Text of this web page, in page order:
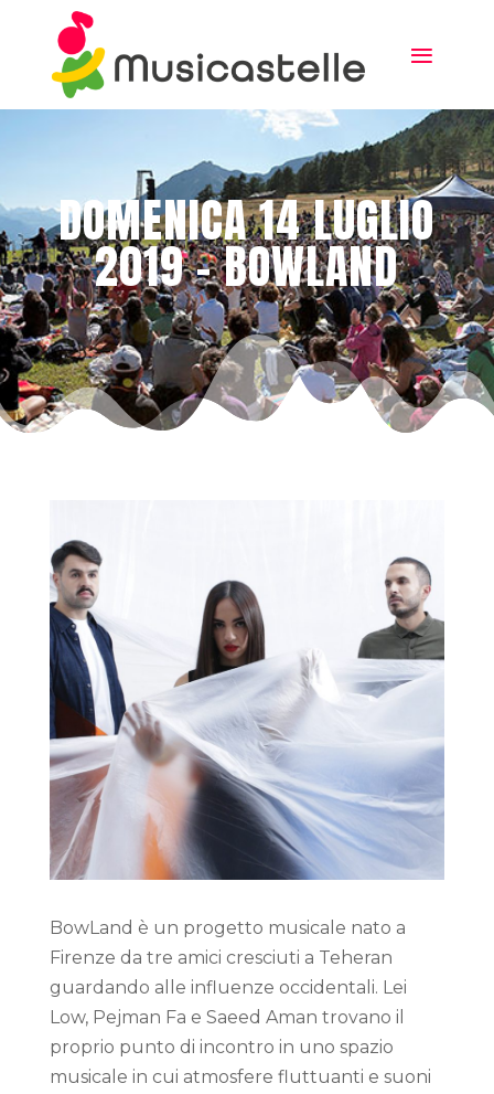
DOMENICA 14 LUGLIO
2019 – BOWLAND
BowLand è un progetto musicale nato a
Firenze da tre amici cresciuti a Teheran
guardando alle influenze occidentali. Lei
Low, Pejman Fa e Saeed Aman trovano il
proprio punto di incontro in uno spazio
musicale in cui atmosfere fluttuanti e suoni